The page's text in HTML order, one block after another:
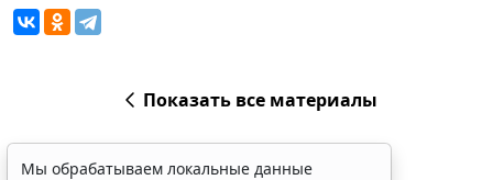
Показать все материалы
Мы обрабатываем локальные данные